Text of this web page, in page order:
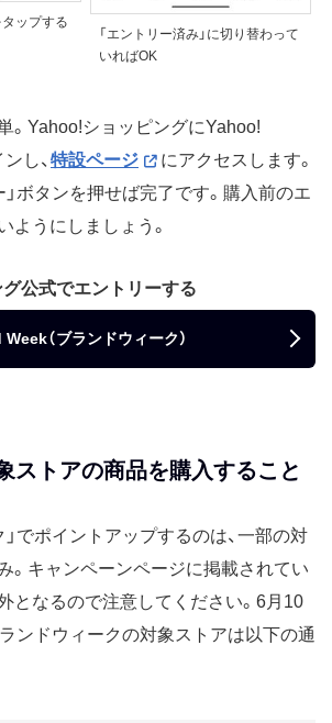
ップする
「エントリー済み」に切り替わって
いればOK
。Yahoo!ショッピングにYahoo!
し、 特設ページ
にアクセスします。
」ボタンを押せば完了です。購入前のエ
ようにしましょう。
公式でエントリーする
（ブランドウィーク）
ストアの商品を購入すること
」でポイントアップするのは、一部の対
。キャンペーンページに掲載されてい
となるので注意してください。6月10
ンドウィークの対象ストアは以下の通